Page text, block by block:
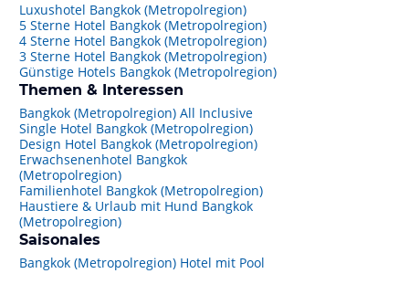
Luxushotel Bangkok (Metropolregion)
5 Sterne Hotel Bangkok (Metropolregion)
4 Sterne Hotel Bangkok (Metropolregion)
3 Sterne Hotel Bangkok (Metropolregion)
Günstige Hotels Bangkok (Metropolregion)
Themen & Interessen
Bangkok (Metropolregion) All Inclusive
Single Hotel Bangkok (Metropolregion)
Design Hotel Bangkok (Metropolregion)
Erwachsenenhotel Bangkok
(Metropolregion)
Familienhotel Bangkok (Metropolregion)
Haustiere & Urlaub mit Hund Bangkok
(Metropolregion)
Saisonales
Bangkok (Metropolregion) Hotel mit Pool